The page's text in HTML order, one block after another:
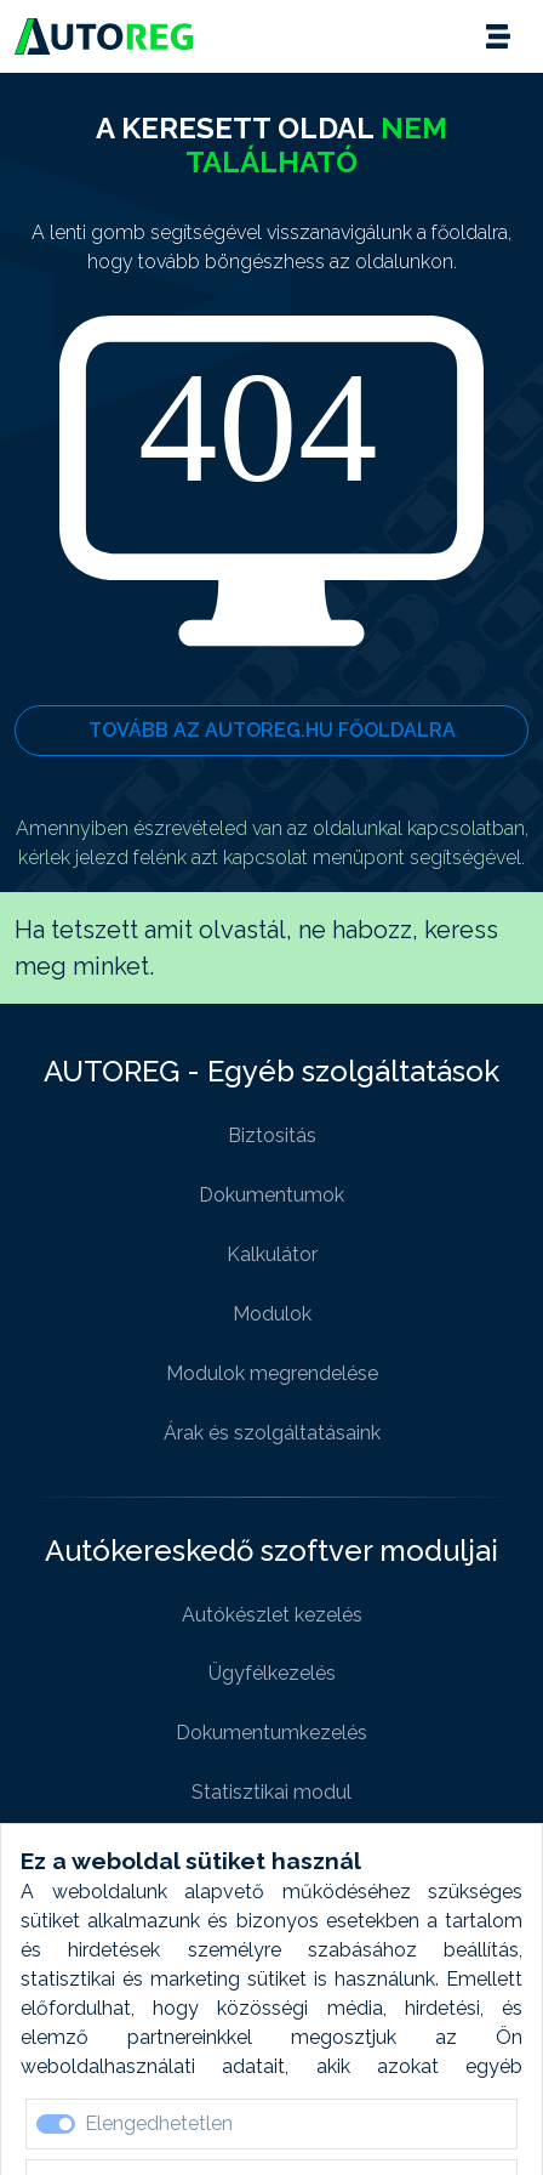
Ez a weboldal sütiket használ
A weboldalunk alapvető működéséhez szükséges
sütiket alkalmazunk és bizonyos esetekben a tartalom
és hirdetések személyre szabásához beállítás,
statisztikai és marketing sütiket is használunk. Emellett
előfordulhat, hogy közösségi média, hirdetési, és
elemző partnereinkkel megosztjuk az Ön
weboldalhasználati adatait, akik azokat egyéb
forrásokból gyűjtött adatokkal kombinálhatják. A sütik
elfogadásával kapcsolatosan naplózást végzünk és
ezen adatokat 6 hónap után automatikusan töröljük. A
Elengedhetetlen
A KERESETT OLDAL NEM
TALÁLHATÓ
A lenti gomb segítségével visszanavigálunk a főoldalra,
hogy tovább böngészhess az oldalunkon.
TOVÁBB AZ AUTOREG.HU FŐOLDALRA
Amennyiben észrevételed van az oldalunkal kapcsolatban,
kérlek jelezd felénk azt kapcsolat menüpont segítségével.
Ha tetszett amit olvastál, ne habozz, keress
meg minket.
AUTOREG - Egyéb szolgáltatások
Biztositás
Dokumentumok
Kalkulátor
Modulok
Modulok megrendelése
Árak és szolgáltatásaink
Autókereskedő szoftver moduljai
Autókészlet kezelés
Ügyfélkezelés
Dokumentumkezelés
Statisztikai modul
Weboldal modul
Fényképtár extra modul
Autómosó modul
Feladatütemezés